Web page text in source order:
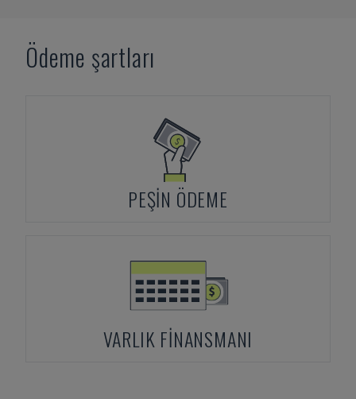
Ödeme şartları
PEŞIN ÖDEME
VARLIK FINANSMANI